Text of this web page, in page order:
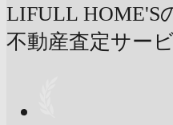
LIFULL HOME'S
不動産査定サー